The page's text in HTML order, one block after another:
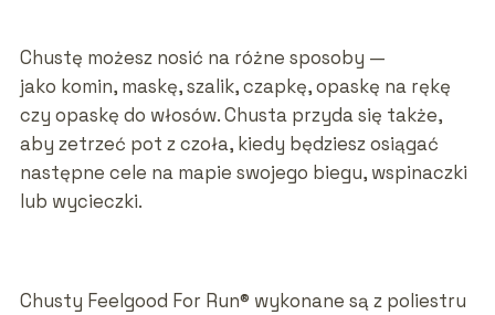
Chustę możesz nosić na różne sposoby —
jako komin, maskę, szalik, czapkę, opaskę na rękę
czy opaskę do włosów. Chusta przyda się także,
aby zetrzeć pot z czoła, kiedy będziesz osiągać
następne cele na mapie swojego biegu, wspinaczki
lub wycieczki.
Chusty Feelgood For Run® wykonane są z poliestru